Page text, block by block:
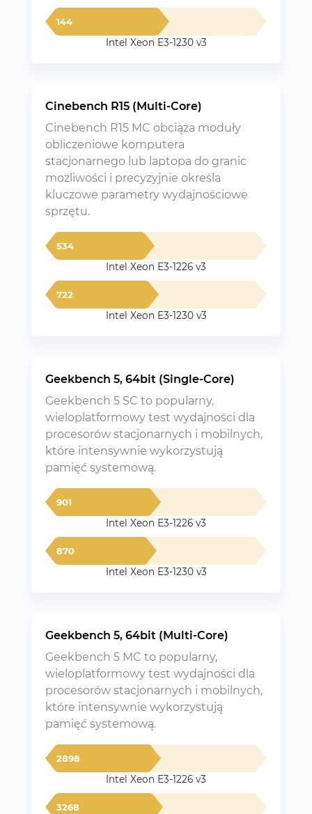
144
Intel Xeon E3-1230 v3
Cinebench R15 (Multi-Core)
Cinebench R15 MC obciąża moduły
obliczeniowe komputera
stacjonarnego lub laptopa do granic
możliwości i precyzyjnie określa
kluczowe parametry wydajnościowe
sprzętu.
534
Intel Xeon E3-1226 v3
722
Intel Xeon E3-1230 v3
Geekbench 5, 64bit (Single-Core)
Geekbench 5 SC to popularny,
wieloplatformowy test wydajności dla
procesorów stacjonarnych i mobilnych,
które intensywnie wykorzystują
pamięć systemową.
901
Intel Xeon E3-1226 v3
870
Intel Xeon E3-1230 v3
Geekbench 5, 64bit (Multi-Core)
Geekbench 5 MC to popularny,
wieloplatformowy test wydajności dla
procesorów stacjonarnych i mobilnych,
które intensywnie wykorzystują
pamięć systemową.
2898
Intel Xeon E3-1226 v3
3268